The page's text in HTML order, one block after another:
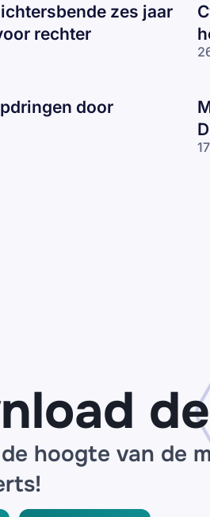
zes jaar
rechter
door
de
hoogte van de